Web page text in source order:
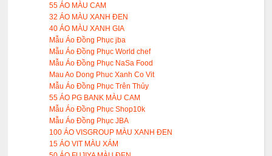
55 ÁO MÀU CAM
32 ÁO MÀU XANH ĐEN
40 ÁO MÀU XANH GIA
Mẫu Áo Đồng Phục jba
Mẫu Áo Đồng Phục World chef
Mẫu Áo Đồng Phục NaSa Food
Mau Ao Dong Phuc Xanh Co Vit
Mẫu Áo Đồng Phục Trên Thủy
55 ÁO PG BANK MÀU CAM
Mẫu Áo Đồng Phục Shop10k
Mẫu Áo Đồng Phục JBA
100 ÁO VISGROUP MÀU XANH ĐEN
15 ÁO VIT MÀU XÁM